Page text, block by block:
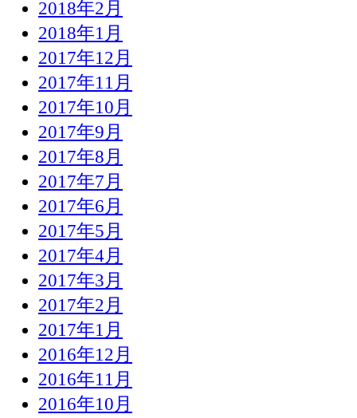
2018年2月
2018年1月
2017年12月
2017年11月
2017年10月
2017年9月
2017年8月
2017年7月
2017年6月
2017年5月
2017年4月
2017年3月
2017年2月
2017年1月
2016年12月
2016年11月
2016年10月